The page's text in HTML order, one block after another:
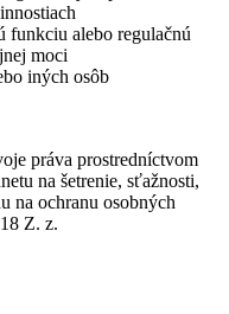
alebo regulačnú
moci
iných osôb
práva prostredníctvom
na šetrenie, sťažnosti,
na ochranu osobných
Z. z.